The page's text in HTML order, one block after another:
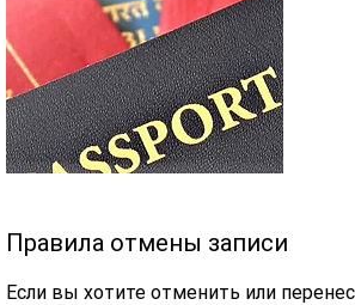
Правила отмены записи
Если вы хотите отменить или